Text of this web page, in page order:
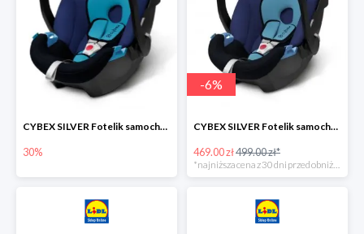
CYBEX SILVER Fotelik samochodowy -30%
30%
-6%
CYBEX SILVER Fotelik samochodowy + dostawa gratis!
469.00 zł499.00 zł*
*najniższa cena z 30 dni przed obniżką